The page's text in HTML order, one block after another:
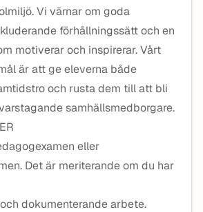
Vi värnar om goda
förhållningssätt och en
motiverar och inspirerar. Vårt
är att ge eleverna både
och rusta dem till att bli
samhällsmedborgare.
eller
Det är meriterande om du har
dokumenterande arbete.